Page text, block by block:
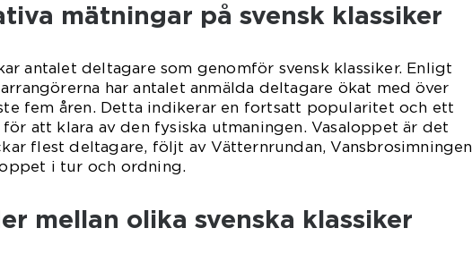
mätningar på svensk klassiker
antalet deltagare som genomför svensk klassiker. Enligt
har antalet anmälda deltagare ökat med över
fem åren. Detta indikerar en fortsatt popularitet och ett
att klara av den fysiska utmaningen. Vasaloppet är det
flest deltagare, följt av Vätternrundan, Vansbrosimningen
i tur och ordning.
mellan olika svenska klassiker